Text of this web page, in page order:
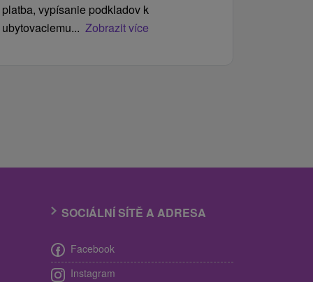
platba, vypísanie podkladov k
ubytovaciemu... Zobrazit více
SOCIÁLNÍ SÍTĚ A ADRESA
Facebook
Instagram